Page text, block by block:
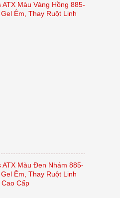
ATX Màu Vàng Hồng 885-
Êm, Thay Ruột Linh
ATX Màu Đen Nhám 885-
Êm, Thay Ruột Linh
Cấp